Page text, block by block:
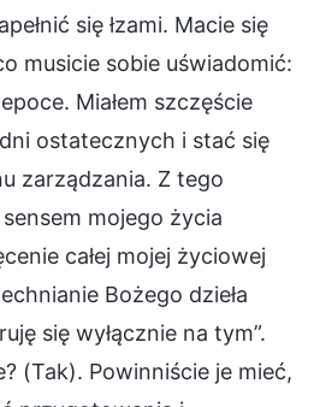
się łzami. Macie się
musicie sobie uświadomić:
Miałem szczęście
ostatecznych i stać się
zarządzania. Z tego
mojego życia
całej mojej życiowej
Bożego dzieła
się wyłącznie na tym”.
(Tak). Powinniście je mieć,